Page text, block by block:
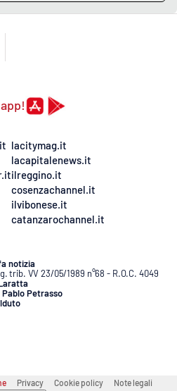
lacitymag.it
lacapitalenews.it
ilreggino.it
cosenzachannel.it
ilvibonese.it
catanzarochannel.it
notizia
trib. VV 23/05/1989 n°68 - R.O.C. 4049
Pablo Petrasso
Privacy Cookie policy Note legali